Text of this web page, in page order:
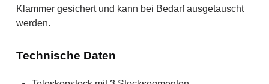
Klammer gesichert und kann bei Bedarf ausgetauscht
werden.
Technische Daten